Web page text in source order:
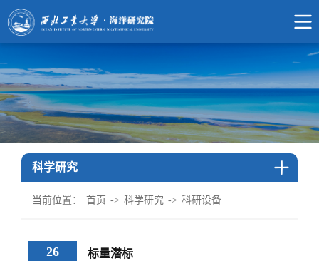
科学研究
当前位置： 首页 -> 科学研究 -> 科研设备
26 标量潜标